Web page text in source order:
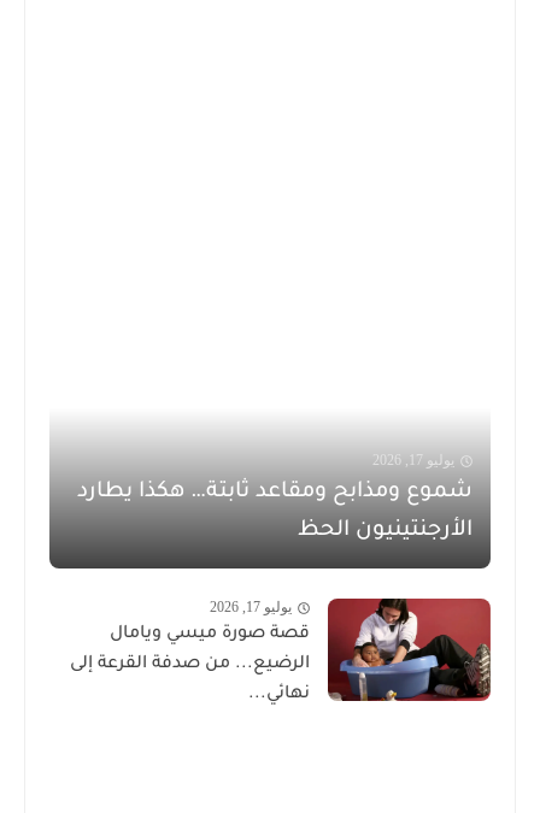
يوليو 17, 2026
شموع ومذابح ومقاعد ثابتة… هكذا يطارد
الأرجنتينيون الحظ
يوليو 17, 2026
قصة صورة ميسي ويامال
الرضيع... من صدفة القرعة إلى
نهائي...